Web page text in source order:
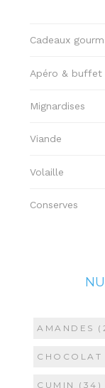
Cadeaux
Apéro & buffet
Mignardises
Viande
Volaille
Conserves
AMANDES
CHOCOLAT
CUMIN (34)